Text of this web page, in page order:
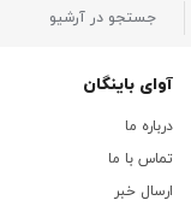
آوای باینگان
درباره ما
تماس با ما
ارسال خبر